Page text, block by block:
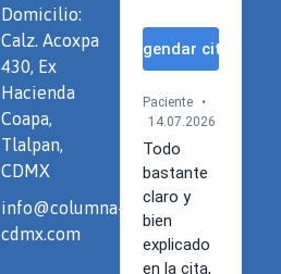
Domicilio:
Calz. Acoxpa
430, Ex
Hacienda
Coapa,
Tlalpan,
CDMX
info@columna-
cdmx.com